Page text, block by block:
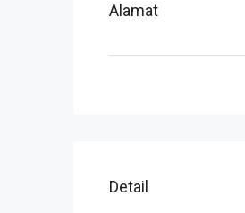
Alamat
Detail